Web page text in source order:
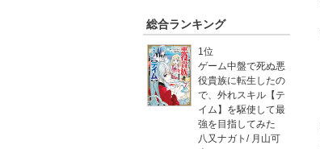
総合ランキング
1位
ゲーム中盤で死ぬ悪
役貴族に転生したの
で、外れスキル【テ
イム】を駆使して最
強を目指してみた
八又ナガト / 月山可